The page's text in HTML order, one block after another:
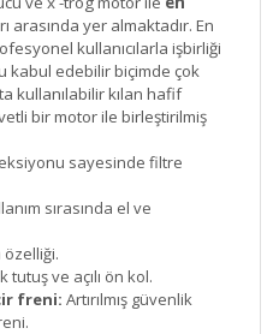
arasında yer almaktadır. En
kullanıcılarla işbirliği
kabul edebilir biçimde çok
kullanılabilir kılan hafif
bir motor ile birleştirilmiş
sayesinde filtre
sırasında el ve
özelliği.
tutuş ve açılı ön kol.
freni: Artırılmış güvenlik